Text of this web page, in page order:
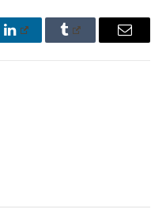
LinkedInTumblr Email